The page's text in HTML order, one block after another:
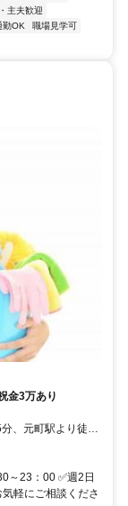
主夫歓迎
勤OK
職場見学可
金3万あり
、元町駅より徒歩
～23：00 ✅週2日
軽にご相談くださ